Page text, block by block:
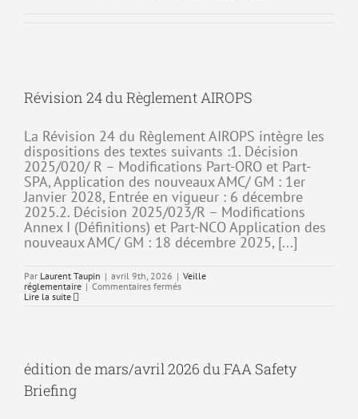
Révision 24 du Règlement AIROPS
La Révision 24 du Règlement AIROPS intègre les
dispositions des textes suivants :1. Décision
2025/020/ R – Modifications Part-ORO et Part-
SPA, Application des nouveaux AMC/ GM : 1er
Janvier 2028, Entrée en vigueur : 6 décembre
2025.2. Décision 2025/023/R – Modifications
Annex I (Définitions) et Part-NCO Application des
nouveaux AMC/ GM : 18 décembre 2025, [...]
Par Laurent Taupin | avril 9th, 2026 | Veille
réglementaire | Commentaires ferméssur
Lire la suite
édition de mars/avril 2026 du FAA Safety
Briefing